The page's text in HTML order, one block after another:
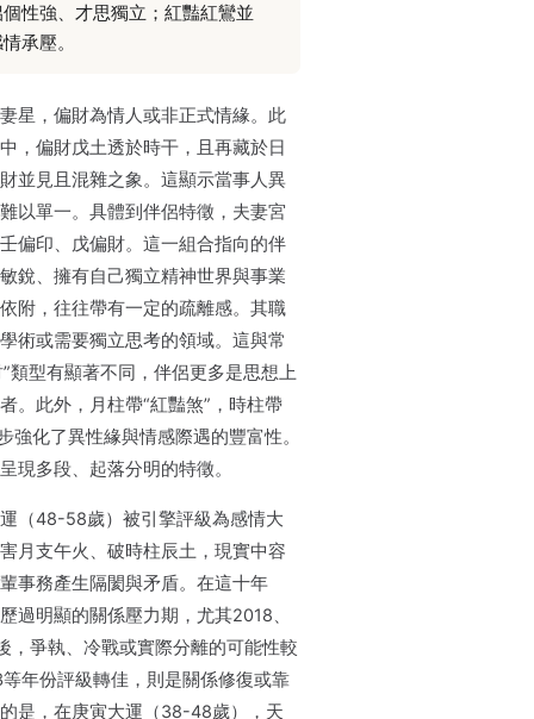
性強、才思獨立；紅豔紅鸞並
承壓。
星，偏財為情人或非正式情緣。此
，偏財戊土透於時干，且再藏於日
並見且混雜之象。這顯示當事人異
以單一。具體到伴侶特徵，夫妻宮
偏印、戊偏財。這一組合指向的伴
銳、擁有自己獨立精神世界與事業
附，往往帶有一定的疏離感。其職
術或需要獨立思考的領域。這與常
類型有顯著不同，伴侶更多是思想上
。此外，月柱帶“紅豔煞”，時柱帶
強化了異性緣與情感際遇的豐富性。
現多段、起落分明的特徵。
（48-58歲）被引擎評級為感情大
月支午火、破時柱辰土，現實中容
事務產生隔閡與矛盾。在這十年
過明顯的關係壓力期，尤其2018、
，爭執、冷戰或實際分離的可能性較
年份評級轉佳，則是關係修復或靠
是，在庚寅大運（38-48歲），天